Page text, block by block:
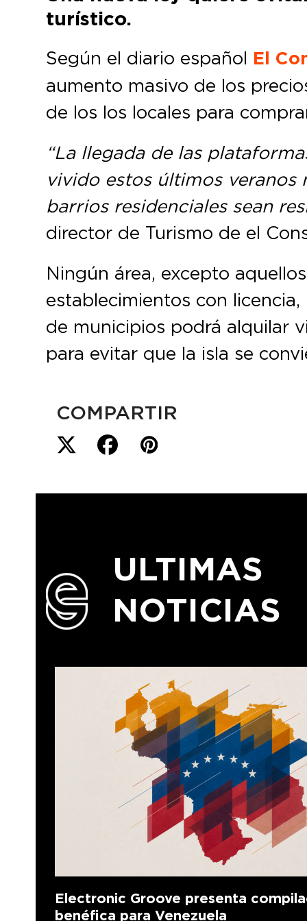
turístico.
Según el diario español El
aumento masivo de los
de los los locales para
“La llegada de las
vivido estos últimos veranos
barrios residenciales sean
director de Turismo de el
Ningún área, excepto
establecimientos con
de municipios podrá alquilar
para evitar que la isla se
COMPARTIR
ULTIMAS
NOTICIAS
Electronic Groove presenta
benéfica para Venezuela